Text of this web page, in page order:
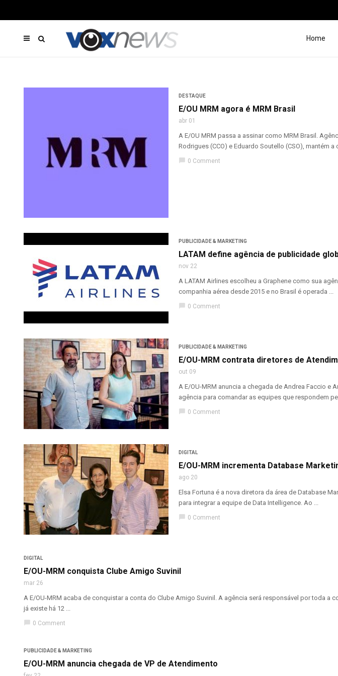
Home
DESTAQUE
E/OU MRM agora é MRM Brasil
abr 01
A E/OU MRM passa a assinar como MRM Brasil.
Rodrigues (CCO) e Eduardo Soutello (CSO), mantém a
chat_bubble 0 Comment
PUBLICIDADE & MARKETING
LATAM define agência de publicidade
nov 22
A LATAM Airlines escolheu a Graphene como sua
companhia aérea desde 2015 e no Brasil é operada ...
chat_bubble 0 Comment
PUBLICIDADE & MARKETING
E/OU-MRM contrata diretores de
out 09
A E/OU-MRM anuncia a chegada de Andrea Faccio e
agência para comandar as equipes que respondem
chat_bubble 0 Comment
DIGITAL
E/OU-MRM incrementa Database
ago 20
Elsa Fortuna é a nova diretora da área de Database
para integrar a equipe de Data Intelligence. Ao ...
chat_bubble 0 Comment
DIGITAL
E/OU-MRM conquista Clube Amigo Suvinil
mar 26
A E/OU-MRM acaba de conquistar a conta do Clube Amigo Suvinil. A agência será responsável por toda
já existe há 12 ...
chat_bubble 0 Comment
PUBLICIDADE & MARKETING
E/OU-MRM anuncia chegada de VP de Atendimento